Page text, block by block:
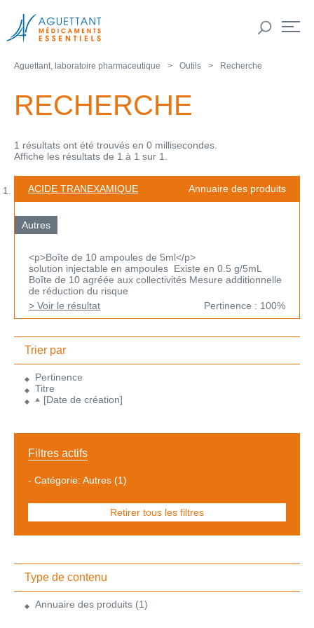
Aguettant, laboratoire pharmaceutique Outils Recherche
RECHERCHE
1 résultats ont été trouvés en 0 millisecondes.
Affiche les résultats de 1 à 1 sur 1.
ACIDE TRANEXAMIQUE Annuaire des produits
Autres
<p>Boîte de 10 ampoules de 5ml</p>
solution injectable en ampoules Existe en 0.5 g/5mL
Boîte de 10 agréée aux collectivités Mesure additionnelle
de réduction du risque
> Voir le résultat
Pertinence : 100%
Trier par
Pertinence
Titre
[Date de création]
Filtres actifs
- Catégorie: Autres (1)
Retirer tous les filtres
Type de contenu
Annuaire des produits (1)